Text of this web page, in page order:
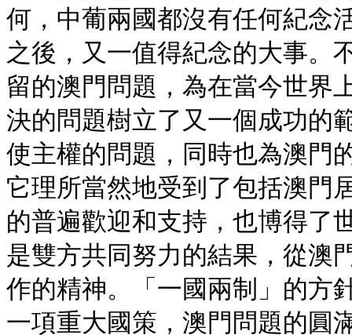
何，中葡兩國都沒有任何紀念
之後，又一值得紀念的大事。
留的澳門問題，為在當今世界
決的問題樹立了又一個成功的
使主權的問題，同時也為澳門
它理所當然地受到了包括澳門
的普遍歡迎和支持，也博得了
是雙方共同努力的結果，從澳
作的精神。「一國兩制」的方
一項重大國策，澳門問題的圓